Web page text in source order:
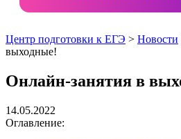
Центр подготовки к ЕГЭ > Новости
выходные!
Онлайн-занятия в
14.05.2022
Оглавление: